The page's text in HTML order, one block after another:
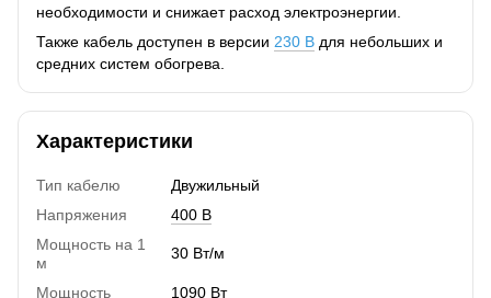
необходимости и снижает расход электроэнергии.
Также кабель доступен в версии 230 В для небольших и
средних систем обогрева.
Характеристики
Тип кабелю
Двужильный
Напряжения
400 В
Мощность на 1
м
30 Вт/м
Мощность 1090 Вт